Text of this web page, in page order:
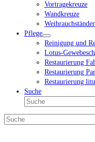
Vortragekreuze
Wandkreuze
Weihrauchständer
Pflege
Reinigung und
Lotus-
Restaurierung
Restaurierung
Restaurierung
Suche
Suche
Suche